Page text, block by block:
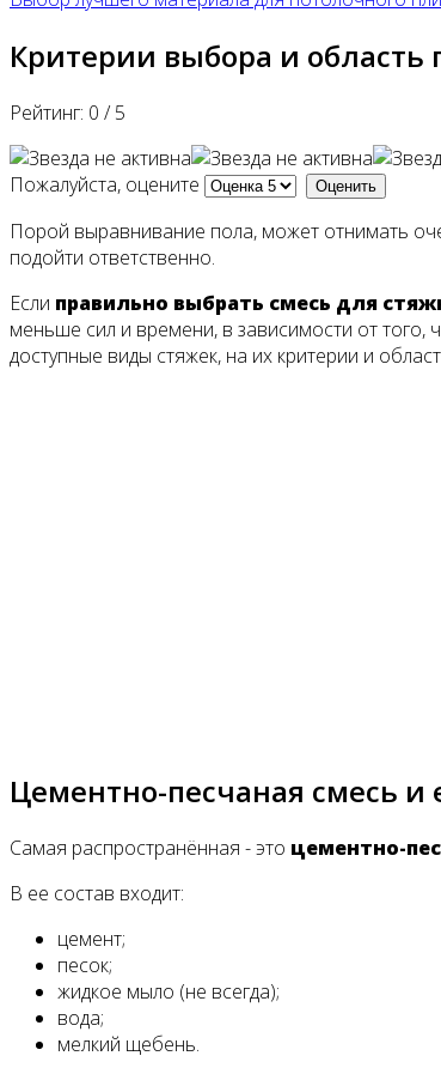
Критерии выбора и
Рейтинг: 0 /5
Пожалуйста, оцените
Порой выравнивание пола, может отнимать
подойти ответственно.
Если правильно выбрать смесь для
меньше сил и времени, в зависимости от того,
доступные виды стяжек, на их критерии и
Цементно-песчаная смесь
Самая распространённая - это цементно-
В ее состав входит:
цемент;
песок;
жидкое мыло (не всегда);
вода;
мелкий щебень.